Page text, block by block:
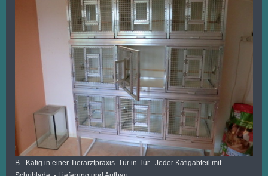
B - Käfig in einer Tierarztpraxis. Tür in Tür . Jeder Käfigabteil mit